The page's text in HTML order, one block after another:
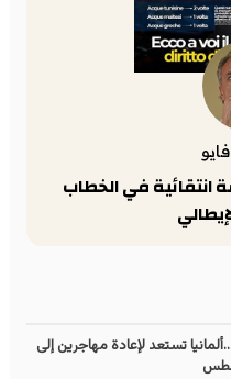
انتقائية في الخطاب
تستعد لإعادة مهاجرين إلى